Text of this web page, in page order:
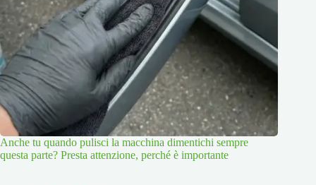
Anche tu quando pulisci la macchina dimentichi sempre
questa parte? Presta attenzione, perché è importante